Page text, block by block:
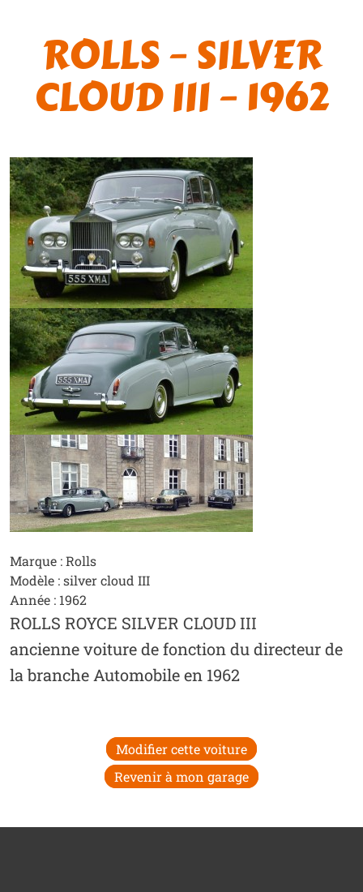
ROLLS – SILVER
CLOUD III – 1962
Marque : Rolls
Modèle : silver cloud III
Année : 1962
ROLLS ROYCE SILVER CLOUD III
ancienne voiture de fonction du directeur de
la branche Automobile en 1962
Modifier cette voiture
Revenir à mon garage